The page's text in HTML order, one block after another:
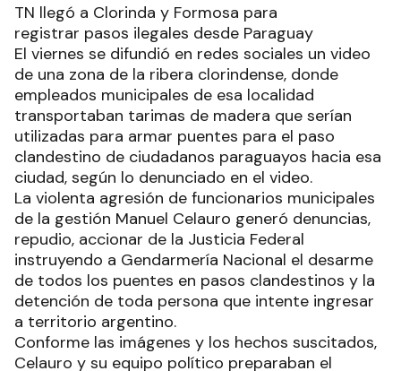
TN llegó a Clorinda y Formosa para
registrar pasos ilegales desde Paraguay
El viernes se difundió en redes sociales un video
de una zona de la ribera clorindense, donde
empleados municipales de esa localidad
transportaban tarimas de madera que serían
utilizadas para armar puentes para el paso
clandestino de ciudadanos paraguayos hacia esa
ciudad, según lo denunciado en el video.
La violenta agresión de funcionarios municipales
de la gestión Manuel Celauro generó denuncias,
repudio, accionar de la Justicia Federal
instruyendo a Gendarmería Nacional el desarme
de todos los puentes en pasos clandestinos y la
detención de toda persona que intente ingresar
a territorio argentino.
Conforme las imágenes y los hechos suscitados,
Celauro y su equipo político preparaban el